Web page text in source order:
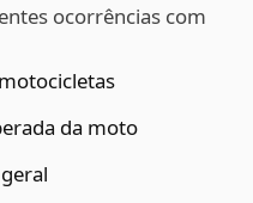
ocorrências com
da moto